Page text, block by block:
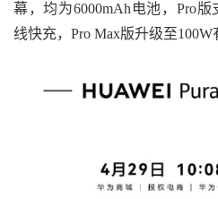
幕，均为6000mAh电池，Pro
线快充，Pro Max版升级至100W